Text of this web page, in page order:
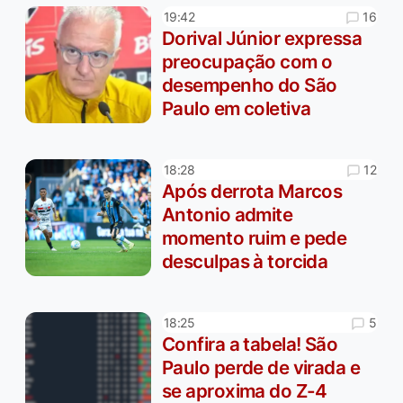
19:42 16
Dorival Júnior expressa
preocupação com o
desempenho do São
Paulo em coletiva
18:28 12
Após derrota Marcos
Antonio admite
momento ruim e pede
desculpas à torcida
18:25 5
Confira a tabela! São
Paulo perde de virada e
se aproxima do Z-4